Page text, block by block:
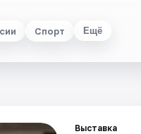
Спорт Ещё
Выставка